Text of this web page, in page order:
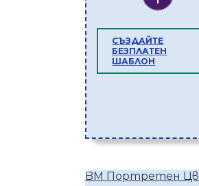
СЪЗДАЙТЕ
БЕЗПЛАТЕН
ШАБЛОН
BM Портретен